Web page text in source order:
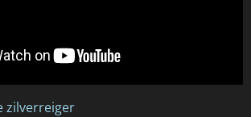
zilverreiger